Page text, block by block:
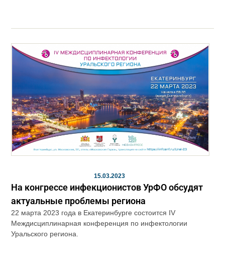
15.03.2023
На конгрессе инфекционистов УрФО обсудят
актуальные проблемы региона
22 марта 2023 года в Екатеринбурге состоится IV
Междисциплинарная конференция по инфектологии
Уральского региона.